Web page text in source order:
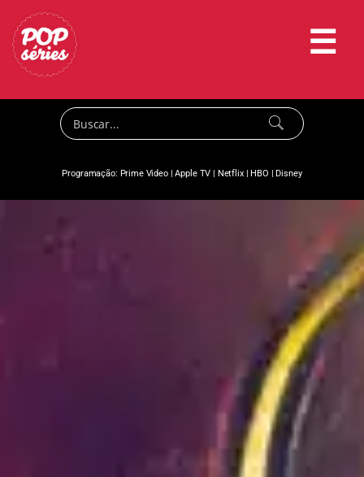
☰
Programação: Prime Video|Apple TV | Netflix|HBO |Disney